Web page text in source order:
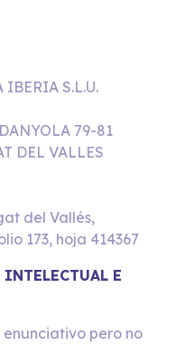
S.L.U.
79-81
DEL VALLES
del Vallés,
173, hoja 414367
INTELECTUAL E
pero no